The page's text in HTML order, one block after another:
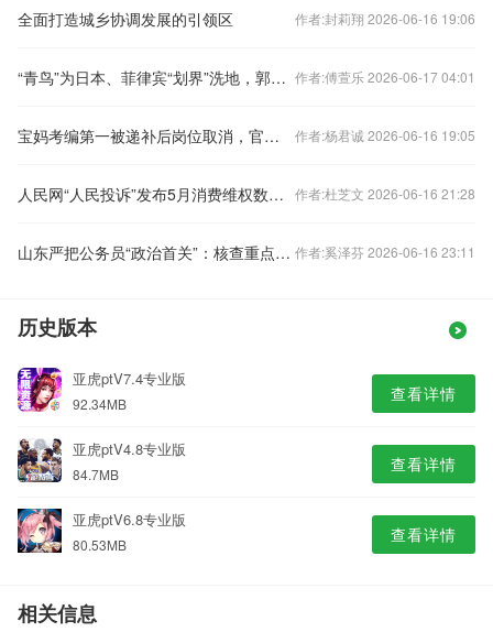
全面打造城乡协调发展的引领区 作者:封莉翔 2026-06-16 19:06
“青鸟”为日本、菲律宾“划界”洗地，郭正亮痛批：不要再放毒了 作者:傅萱乐 2026-06-17 04:01
宝妈考编第一被递补后岗位取消，官方回应资格审核不严 作者:杨君诚 2026-06-16 19:05
人民网“人民投诉”发布5月消费维权数据报告 作者:杜芝文 2026-06-16 21:28
山东严把公务员“政治首关”：核查重点人员网络社交平台言论 作者:奚泽芬 2026-06-16 23:11
历史版本
亚虎ptV7.4专业版
92.34MB 查看详情
亚虎ptV4.8专业版
84.7MB 查看详情
亚虎ptV6.8专业版
80.53MB 查看详情
相关信息